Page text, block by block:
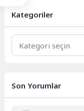
kurulumundaki gecikme...
Kategoriler
Kategoriler
Son Yorumlar